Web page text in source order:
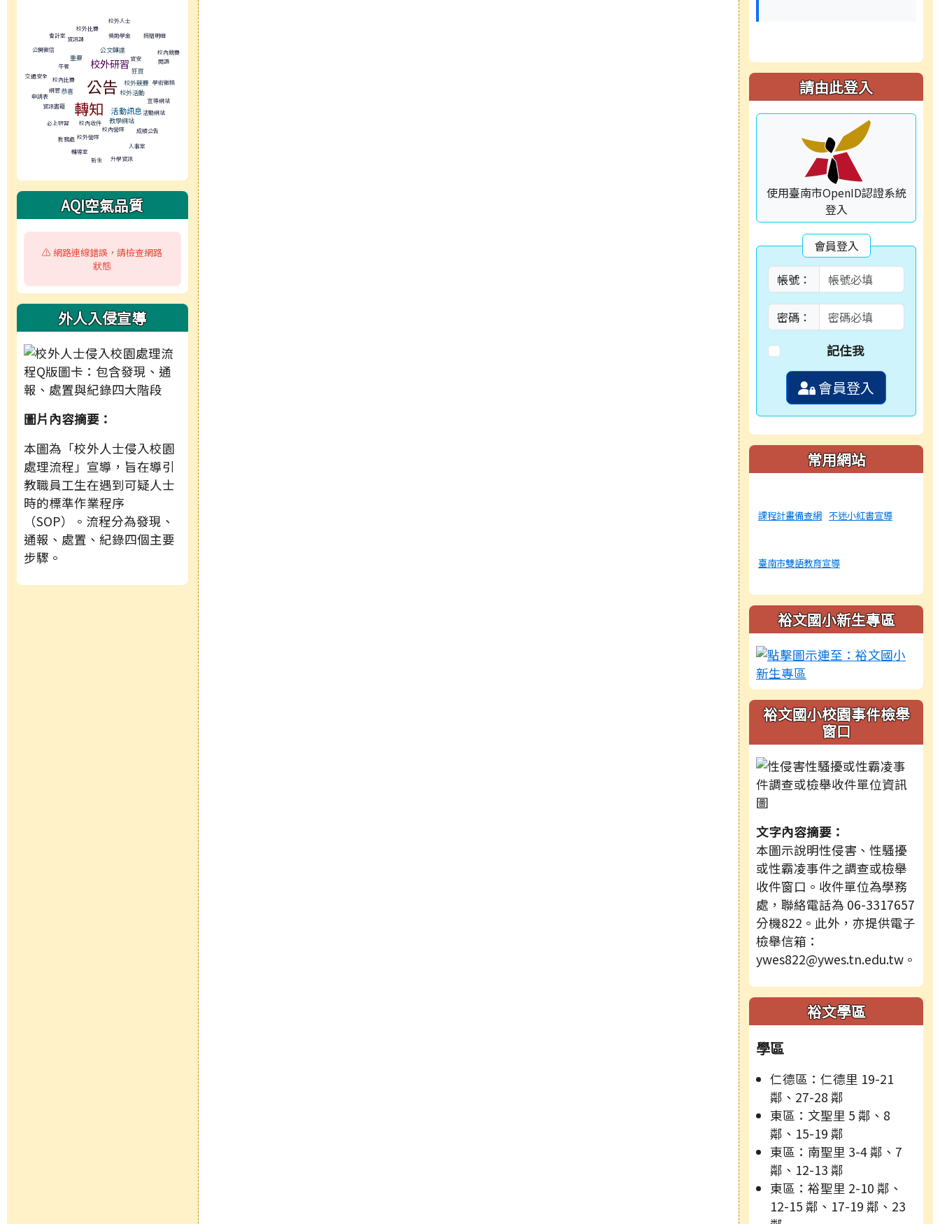
資訊課
校外比賽
校外人士
會計室
獎助學金
公開徵信
捐贈明細
重要 校外研習
公文轉達
資安
校內比賽
午餐
校內競賽
閱讀
交通安全
網管恭喜 公告 校外競賽
狂賀
學術徵稿
申請表
資訊書籍
轉知
校外活動
宣導網站
必上研習
教務處 校外營隊
校內營隊
教學網站
活動訊息
校內收件
活動網站
成績公告
輔導室
新生
升學資訊
人事室
AQI空氣品質
⚠️ 網路連線錯誤，請檢查網路
狀態
外人入侵宣導
圖片內容摘要：
本圖為「校外人士侵入校園
處理流程」宣導，旨在導引
教職員工生在遇到可疑人士
時的標準作業程序
（SOP）。流程分為發現、
通報、處置、紀錄四個主要
步驟。
請由此登入
使用臺南市OpenID認證系統
登入
會員登入
帳號：
密碼：
記住我
會員登入
常用網站
課程計畫備查網 不迷小紅書宣導
臺南市雙語教育宣導
裕文國小新生專區
裕文國小校園事件檢舉
窗口
文字內容摘要：
本圖示說明性侵害、性騷擾
或性霸凌事件之調查或檢舉
收件窗口。收件單位為學務
處，聯絡電話為 06-3317657
分機822。此外，亦提供電子
檢舉信箱：
ywes822@ywes.tn.edu.tw。
裕文學區
學區
仁德區：仁德里 19-21
鄰、27-28 鄰
東區：文聖里 5 鄰、8
鄰、15-19 鄰
東區：南聖里 3-4 鄰、7
鄰、12-13 鄰
東區：裕聖里 2-10 鄰、
12-15 鄰、17-19 鄰、23